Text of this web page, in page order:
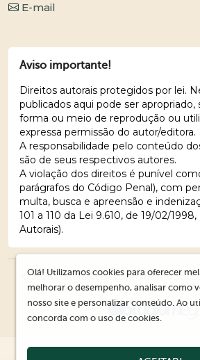
E-mail
Aviso importante!
Direitos autorais protegidos por lei.
publicados aqui pode ser apropriado,
forma ou meio de reprodução ou
expressa permissão do autor/editora.
A responsabilidade pelo conteúdo
são de seus respectivos autores.
A violação dos direitos é punível
parágrafos do Código Penal), com
multa, busca e apreensão e
101 a 110 da Lei 9.610, de 19/02/
Autorais).
© 2026 Editora Ações Literárias. Todos
Olá! Utilizamos cookies para oferecer
melhorar o desempenho, analisar como
nosso site e personalizar conteúdo. Ao
concorda com o uso de cookies.